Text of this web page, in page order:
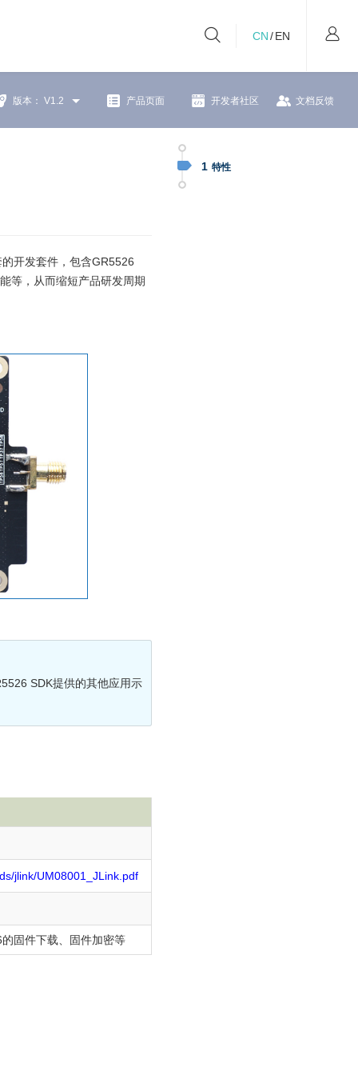
CN/EN
版本： V1.2 产品页面 开发者社区 文档反馈
1 特性
开发套件，包含GR5526
等，从而缩短产品研发周期
SDK提供的其他应用示
jlink/UM08001_JLink.pdf
固件下载、固件加密等